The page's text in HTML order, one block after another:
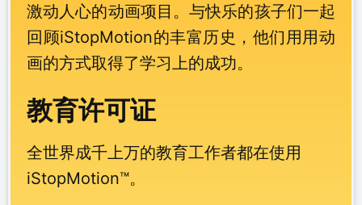
激动人心的动画项目。与快乐的孩子们一起
回顾iStopMotion的丰富历史，他们用用动
画的方式取得了学习上的成功。
教育许可证
全世界成千上万的教育工作者都在使用
iStopMotion™。